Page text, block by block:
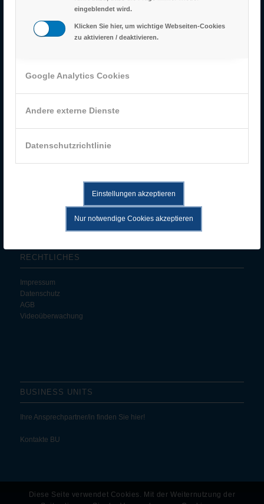
eingeblendet wird.
Klicken Sie hier, um wichtige Webseiten-Cookies
zu aktivieren / deaktivieren.
Google Analytics Cookies
Andere externe Dienste
Datenschutzrichtlinie
Einstellungen akzeptieren
Nur notwendige Cookies akzeptieren
45527 Hattingen
Deutschland
GESCHÄFTS­ZEITEN
Fr: 07:30 – 16:00 Uhr
RECHTLICHES
Impressum
Datenschutz
AGB
Videoüberwachung
BUSINESS UNITS
Ihre Ansprechpartner/in finden Sie hier!
Kontakte BU
Diese Seite verwendet Cookies. Mit der Weiternutzung der